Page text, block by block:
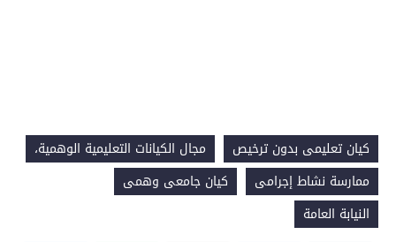
كيان تعليمى بدون ترخيص
مجال الكيانات التعليمية الوهمية،
ممارسة نشاط إجرامى
كيان جامعى وهمى
النيابة العامة